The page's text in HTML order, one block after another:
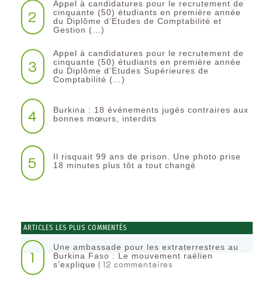
2
Appel à candidatures pour le recrutement de
cinquante (50) étudiants en première année
du Diplôme d’Etudes de Comptabilité et
Gestion (…)
3
Appel à candidatures pour le recrutement de
cinquante (50) étudiants en première année
du Diplôme d’Etudes Supérieures de
Comptabilité (…)
4
Burkina : 18 événements jugés contraires aux
bonnes mœurs, interdits
5
Il risquait 99 ans de prison. Une photo prise
18 minutes plus tôt a tout changé
ARTICLES LES PLUS COMMENTÉS
1
Une ambassade pour les extraterrestres au
Burkina Faso : Le mouvement raëlien
s’explique | 12 commentaires